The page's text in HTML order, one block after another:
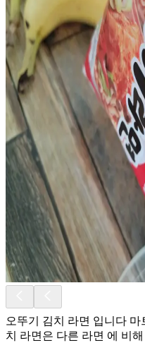
오뚜기 김치 라면 입니다
치 라면은 다른 라면 에 비